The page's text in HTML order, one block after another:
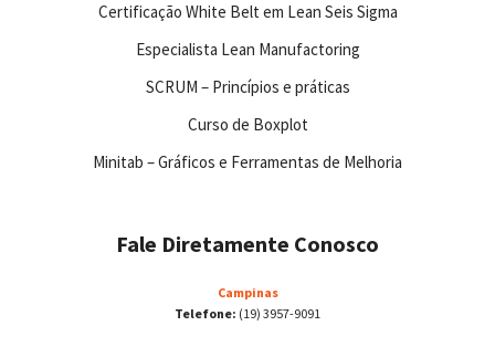
Certificação White Belt em Lean Seis Sigma
Especialista Lean Manufactoring
SCRUM – Princípios e práticas
Curso de Boxplot
Minitab – Gráficos e Ferramentas de Melhoria
Fale Diretamente Conosco
Campinas
Telefone: (19) 3957-9091